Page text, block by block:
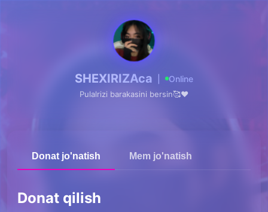
SHEXIRIZAca Online
Pulalrizi barakasini bersin🥰❤️
Donat jo'natish Mem jo'natish
Donat qilish